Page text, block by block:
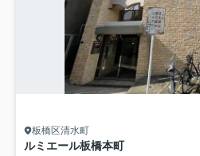
板橋区清水町
ルミエール板橋本町